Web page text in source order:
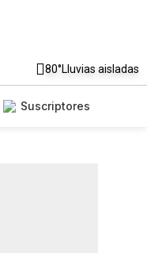
80°Lluvias aisladas
Suscriptores